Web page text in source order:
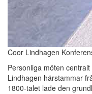
Coor Lindhagen
Personliga möten
Lindhagen härstammar
1800-talet lade den